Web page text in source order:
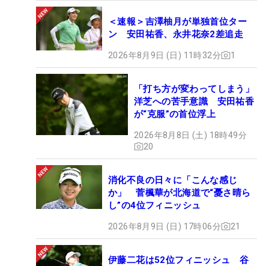
＜速報＞吉澤柚月が単独首位ター
ン 安田祐香、永井花奈2差追走
2026年8月9日 (日) 11時32分 1
「打ち方が変わってしまう」
洋芝への苦手意識 安田祐香
が“克服”の首位浮上
2026年8月8日 (土) 18時49分
20
消化不良の日々に「こんな感じ
か」 菅楓華が北海道で“憂さ晴ら
し”の4位フィニッシュ
2026年8月9日 (日) 17時06分 21
伊藤二花は52位フィニッシュ 谷